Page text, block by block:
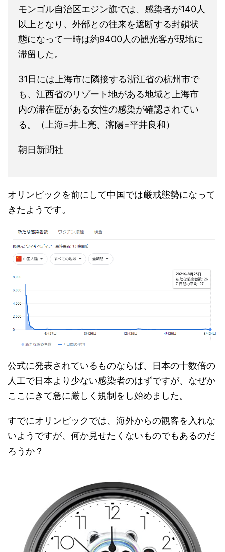
モンゴル自治区エジン旗では、感染者が140人
以上となり、外部との往来を遮断する封鎖状
態になって一時は約9400人の観光客が現地に
滞留した。
31日には上海市に隣接する浙江省の杭州市で
も、江西省のリゾート地がある地域と上海市
内の滞在歴がある女性の感染が確認されてい
る。（上海=井上亮、瀋陽=平井良和）
朝日新聞社
オリンピックを前にして中国では厳戒態勢になって
きたようです。
公式に発表されているものならば、日本の十数倍の
人工で日本より少ない感染者のはずですが、なぜか
ここにきて急に厳しく規制をし始めました。
すでにオリンピックでは、海外からの観客を入れな
いようですが、何か見せたくないものでもあるのだ
ろうか？